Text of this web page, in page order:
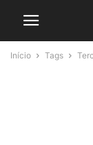
Início Tags